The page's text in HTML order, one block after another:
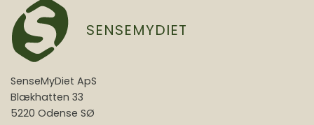
SENSEMYDIET
SenseMyDiet ApS
Blækhatten 33
5220 Odense SØ